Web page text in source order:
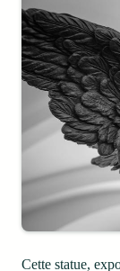
Cette statue,